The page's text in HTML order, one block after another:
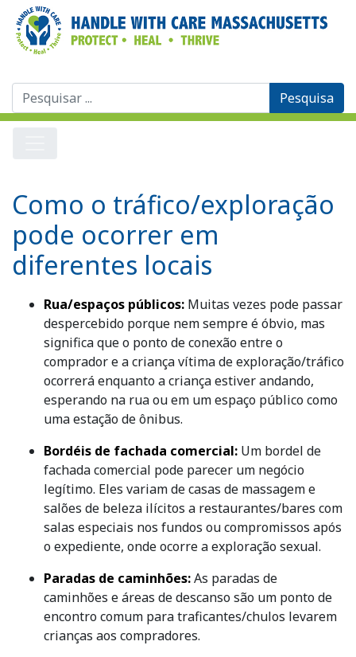
Pesquisar
por:
Como o tráfico/exploração
pode ocorrer em
diferentes locais
Rua/espaços públicos: Muitas vezes pode passar
despercebido porque nem sempre é óbvio, mas
significa que o ponto de conexão entre o
comprador e a criança vítima de exploração/tráfico
ocorrerá enquanto a criança estiver andando,
esperando na rua ou em um espaço público como
uma estação de ônibus.
Bordéis de fachada comercial: Um bordel de
fachada comercial pode parecer um negócio
legítimo. Eles variam de casas de massagem e
salões de beleza ilícitos a restaurantes/bares com
salas especiais nos fundos ou compromissos após
o expediente, onde ocorre a exploração sexual.
Paradas de caminhões:As paradas de
caminhões e áreas de descanso são um ponto de
encontro comum para traficantes/chulos levarem
crianças aos compradores.